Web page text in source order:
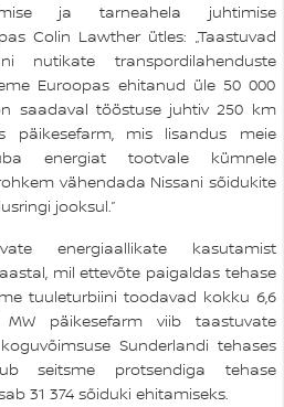
ja tarneahela juhtimise
Colin Lawther ütles: „Taastuvad
nutikate transpordilahenduste
Euroopas ehitanud üle 50 000
saadaval tööstuse juhtiv 250 km
päikesefarm, mis lisandus meie
energiat tootvale kümnele
vähendada Nissani sõidukite
jooksul.”
energiaallikate kasutamist
mil ettevõte paigaldas tehase
tuuleturbiini toodavad kokku 6,6
päikesefarm viib taastuvate
Sunderlandi tehases
seitsme protsendiga tehase
31 374 sõiduki ehitamiseks.